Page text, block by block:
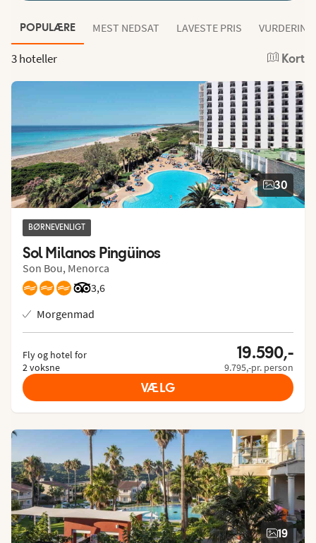
POPULÆRE MEST NEDSAT LAVESTE PRIS VURDERING
3 hoteller Kort
30
BØRNEVENLIGT
Sol Milanos Pingüinos
Son Bou, Menorca
3,6
Bedømmelse fra Tripadvisor: 3.6 of 5
Morgenmad
Fly og hotel for
2 voksne
19.590,-
9.795,-pr. person
VÆLG
19